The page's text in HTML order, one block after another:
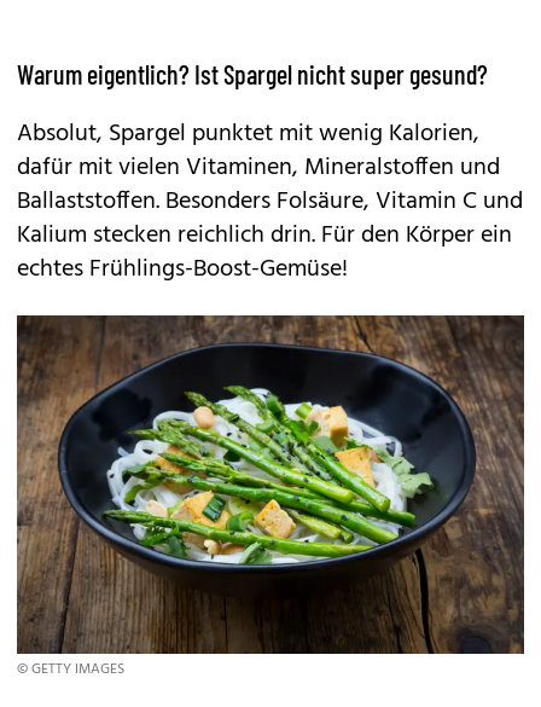
Warum eigentlich? Ist Spargel nicht super gesund?
Absolut, Spargel punktet mit wenig Kalorien,
dafür mit vielen Vitaminen, Mineralstoffen und
Ballaststoffen. Besonders Folsäure, Vitamin C und
Kalium stecken reichlich drin. Für den Körper ein
echtes Frühlings-Boost-Gemüse!
© GETTY IMAGES